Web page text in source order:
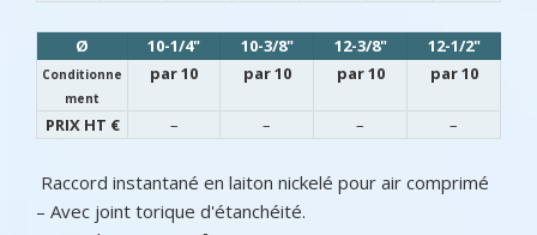
Ø 10-1/4" 10-3/8" 12-3/8" 12-1/2"
Conditionne
ment
par 10 par 10 par 10 par 10
PRIX HT € – – – –
Raccord instantané en laiton nickelé pour air comprimé
– Avec joint torique d'étanchéité.